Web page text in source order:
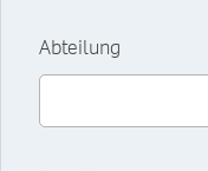
Abteilung